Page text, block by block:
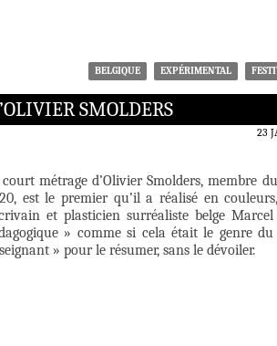
BELGIQUE EXPÉRIMENTAL
SMOLDERS
23
court métrage d’Olivier Smolders, membre
est le premier qu’il a réalisé en
et plasticien surréaliste belge
» comme si cela était le genre
» pour le résumer, sans le dévoiler.